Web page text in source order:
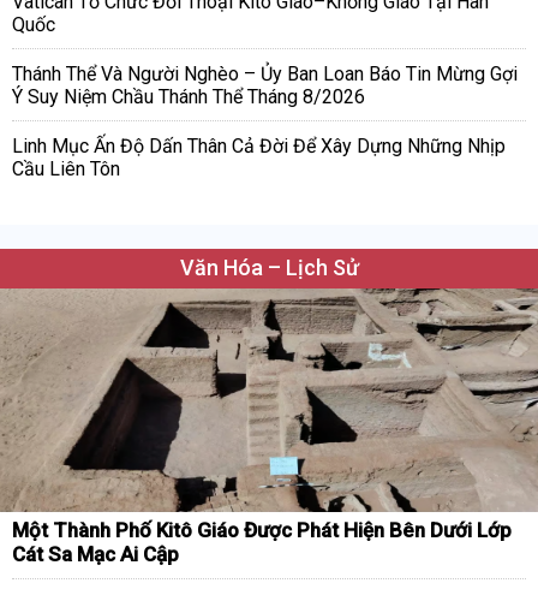
Quốc
Thánh Thể Và Người Nghèo – Ủy Ban Loan Báo Tin Mừng Gợi
Ý Suy Niệm Chầu Thánh Thể Tháng 8/2026
Linh Mục Ấn Độ Dấn Thân Cả Đời Để Xây Dựng Những Nhịp
Cầu Liên Tôn
Văn Hóa – Lịch Sử
Một Thành Phố Kitô Giáo Được Phát Hiện Bên Dưới Lớp
Cát Sa Mạc Ai Cập